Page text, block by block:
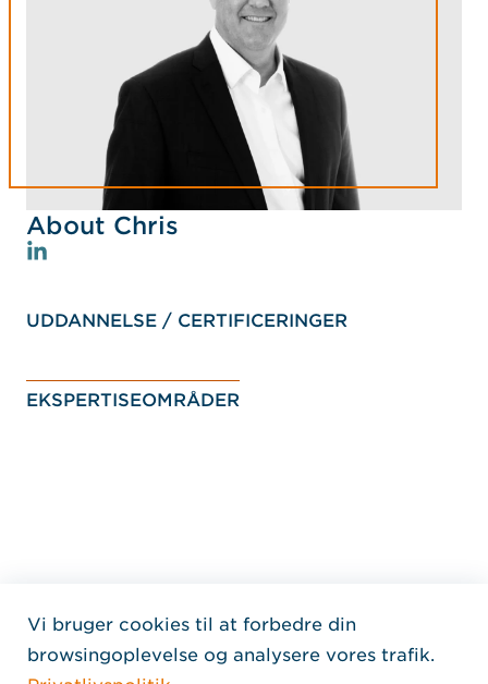
About Chris
UDDANNELSE / CERTIFICERINGER
EKSPERTISEOMRÅDER
Home Jensen Hughes
FØLG OS
Vi bruger cookies til at forbedre din
browsingoplevelse og analysere vores trafik.